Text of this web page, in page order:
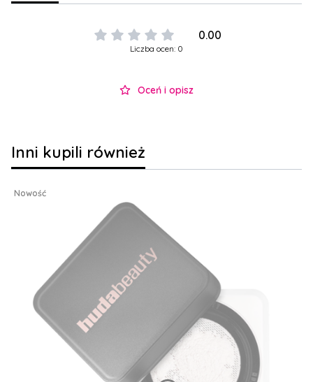
0.00
Liczba ocen: 0
Oceń i opisz
Inni kupili również
Nowość